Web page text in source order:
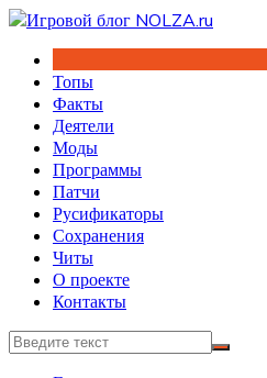
Перейти
содержимому
Топы
Факты
Деятели
Моды
Программы
Патчи
Русификаторы
Сохранения
Читы
О проекте
Контакты